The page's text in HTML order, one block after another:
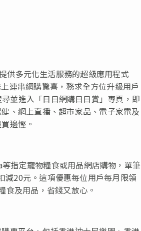
供多元化生活服務的超級應用程式
連串網購驚喜，務求全方位升級用戶
並進入「日日網購日日賞」專頁，即
、網上直播、超市家品、電子家電及
邊慳。
指定寵物糧食或用品網店購物，單筆
20元。這項優惠每位用戶每月限領
食及用品，省錢又放心。